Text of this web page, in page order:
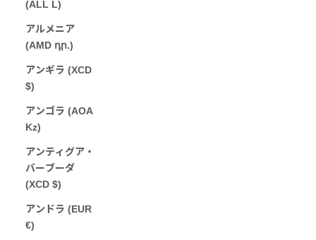
(ALL L)
アルメニア
(AMD դր.)
アンギラ (XCD
$)
アンゴラ (AOA
Kz)
アンティグア・
バーブーダ
(XCD $)
アンドラ (EUR
€)